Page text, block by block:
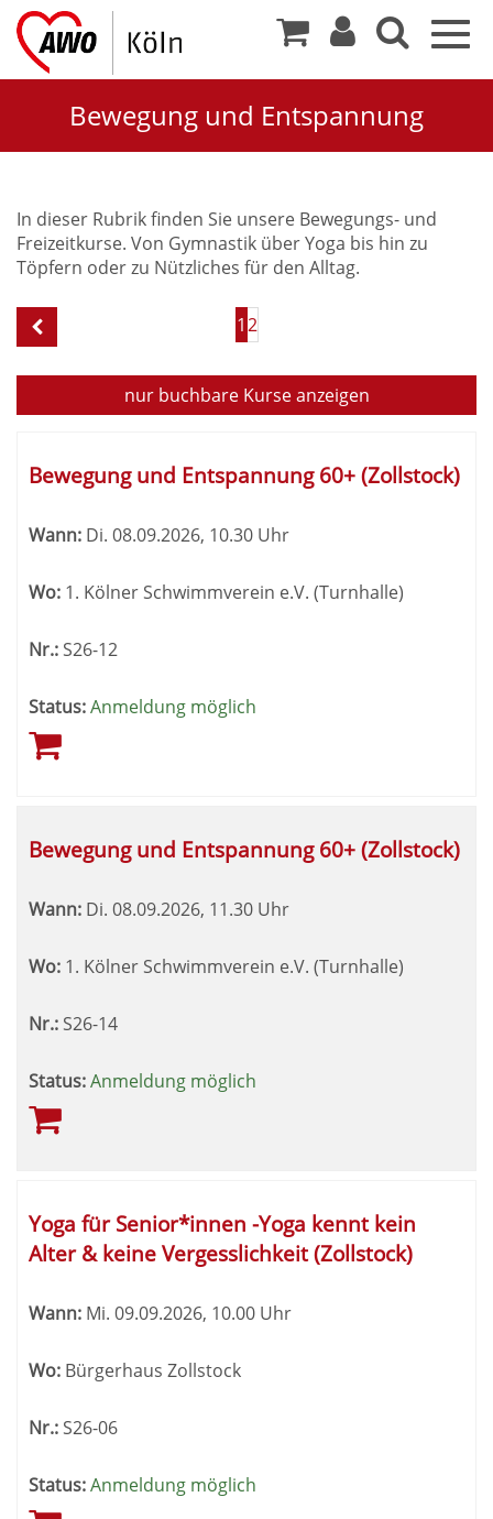
Bewegung und Entspannung
Bewegung
und
Entspannung
In dieser Rubrik finden Sie unsere Bewegungs- und
Freizeitkurse. Von Gymnastik über Yoga bis hin zu
Töpfern oder zu Nützliches für den Alltag.
Seite
1
12
nur buchbareKurse anzeigen
Tabellenüberschriften
können
werden.
Bewegung und Entspannung 60+ (Zollstock)
Wann: Di. 08.09.2026, 10.30 Uhr
Wo: 1. Kölner Schwimmverein e.V. (Turnhalle)
Nr.:S26-12
Status:Anmeldung möglich
Bewegung und Entspannung 60+ (Zollstock)
Wann: Di. 08.09.2026, 11.30 Uhr
Wo: 1. Kölner Schwimmverein e.V. (Turnhalle)
Nr.: S26-14
Status:Anmeldung möglich
Yoga für Senior*innen -Yoga kennt kein
Alter & keine Vergesslichkeit (Zollstock)
Wann: Mi. 09.09.2026, 10.00 Uhr
Wo: Bürgerhaus Zollstock
Nr.:S26-06
Status:Anmeldung möglich